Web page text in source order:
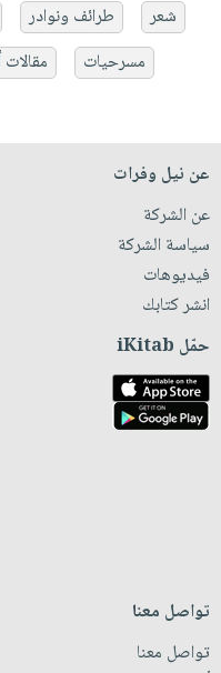
شعر
طرائف ونوادر
مسرحيات
مقالات
عن نيل وفرات
عن الشركة
سياسة الشركة
فيديوهات
انشر كتابك
حمّل iKitab
تواصل معنا
تواصل معنا